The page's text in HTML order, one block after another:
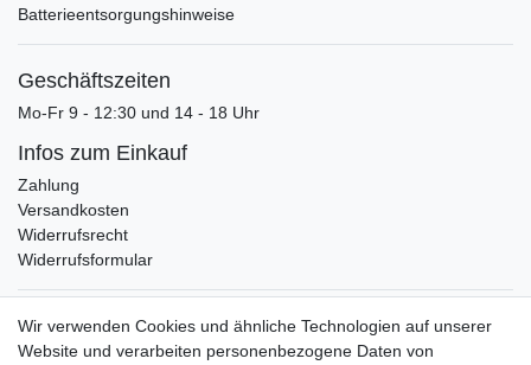
Batterieentsorgungshinweise
Geschäftszeiten
Mo-Fr 9 - 12:30 und 14 - 18 Uhr
Infos zum Einkauf
Zahlung
Versandkosten
Widerrufsrecht
Widerrufsformular
Verpackungslizenz
bei der Landbell AG
Wir verwenden Cookies und ähnliche Technologien auf unserer
Website und verarbeiten personenbezogene Daten von